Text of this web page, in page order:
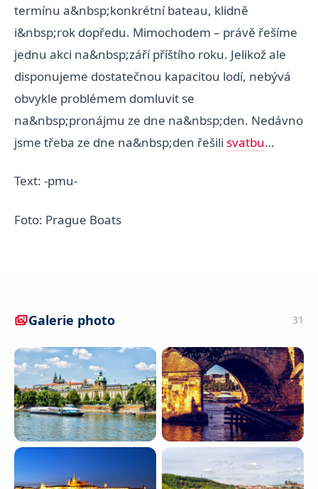
termínu a&nbsp;konkrétní bateau, klidně
i&nbsp;rok dopředu. Mimochodem – právě řešíme
jednu akci na&nbsp;září příštího roku. Jelikož ale
disponujeme dostatečnou kapacitou lodí, nebývá
obvykle problémem domluvit se
na&nbsp;pronájmu ze dne na&nbsp;den. Nedávno
jsme třeba ze dne na&nbsp;den řešili svatbu…
Text: -pmu-
Foto: Prague Boats
Galerie photo 31